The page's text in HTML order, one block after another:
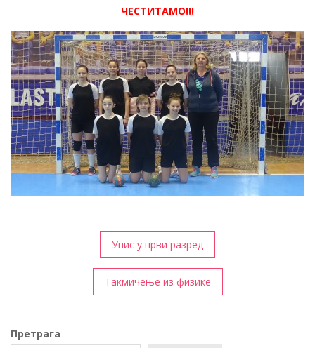
ЧЕСТИТАМО!!!
Упис у први разред
Такмичење из физике
Претрага